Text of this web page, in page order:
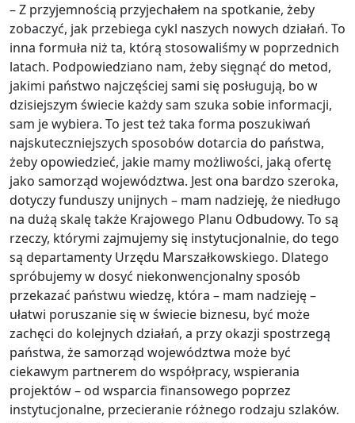
– Z przyjemnością przyjechałem na spotkanie, żeby
zobaczyć, jak przebiega cykl naszych nowych działań. To
inna formuła niż ta, którą stosowaliśmy w poprzednich
latach. Podpowiedziano nam, żeby sięgnąć do metod,
jakimi państwo najczęściej sami się posługują, bo w
dzisiejszym świecie każdy sam szuka sobie informacji,
sam je wybiera. To jest też taka forma poszukiwań
najskuteczniejszych sposobów dotarcia do państwa,
żeby opowiedzieć, jakie mamy możliwości, jaką ofertę
jako samorząd województwa. Jest ona bardzo szeroka,
dotyczy funduszy unijnych – mam nadzieję, że niedługo
na dużą skalę także Krajowego Planu Odbudowy. To są
rzeczy, którymi zajmujemy się instytucjonalnie, do tego
są departamenty Urzędu Marszałkowskiego. Dlatego
spróbujemy w dosyć niekonwencjonalny sposób
przekazać państwu wiedzę, która – mam nadzieję –
ułatwi poruszanie się w świecie biznesu, być może
zachęci do kolejnych działań, a przy okazji spostrzegą
państwa, że samorząd województwa może być
ciekawym partnerem do współpracy, wspierania
projektów – od wsparcia finansowego poprzez
instytucjonalne, przecieranie różnego rodzaju szlaków.